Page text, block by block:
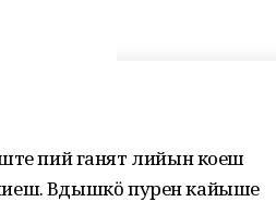
пий ганят лийын коеш
Вӱдышкӧ пурен кайыше